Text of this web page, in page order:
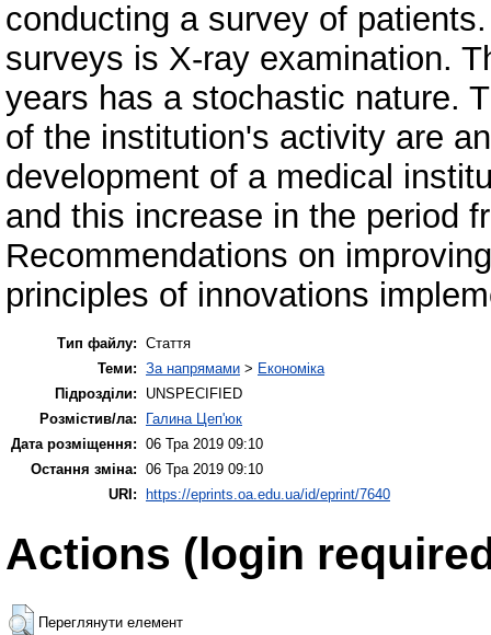
conducting a survey of
surveys is X-ray examination.
years has a stochastic nature.
of the institution's activity are
development of a medical
and this increase in the period
Recommendations on
principles of innovations
Тип файлу: Стаття
Теми: За напрямами > Економіка
Підрозділи:
UNSPECIFIED
Розмістив/ла:
Галина Цеп'юк
Дата розміщення: 06 Тра 2019 09:10
Остання зміна: 06 Тра 2019 09:10
URI: https://eprints.oa.edu.ua/id/eprint/7640
Actions (login
Переглянути елемент